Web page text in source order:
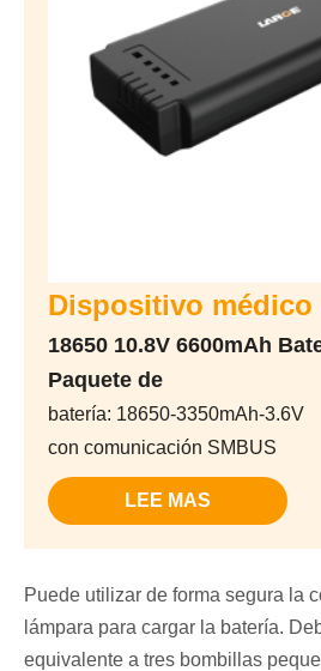
Dispositivo médico
18650 10.8V 6600mAh
Paquete de
batería: 18650-3350mAh-3.6V
con comunicación SMBUS
LEE MAS
Puede utilizar de forma segura la
lámpara para cargar la batería.
equivalente a tres bombillas